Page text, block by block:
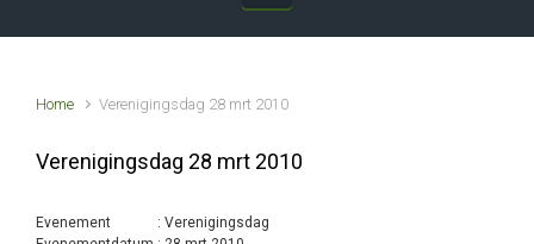
Home Verenigingsdag 28 mrt 2010
Verenigingsdag 28 mrt 2010
Evenement : Verenigingsdag